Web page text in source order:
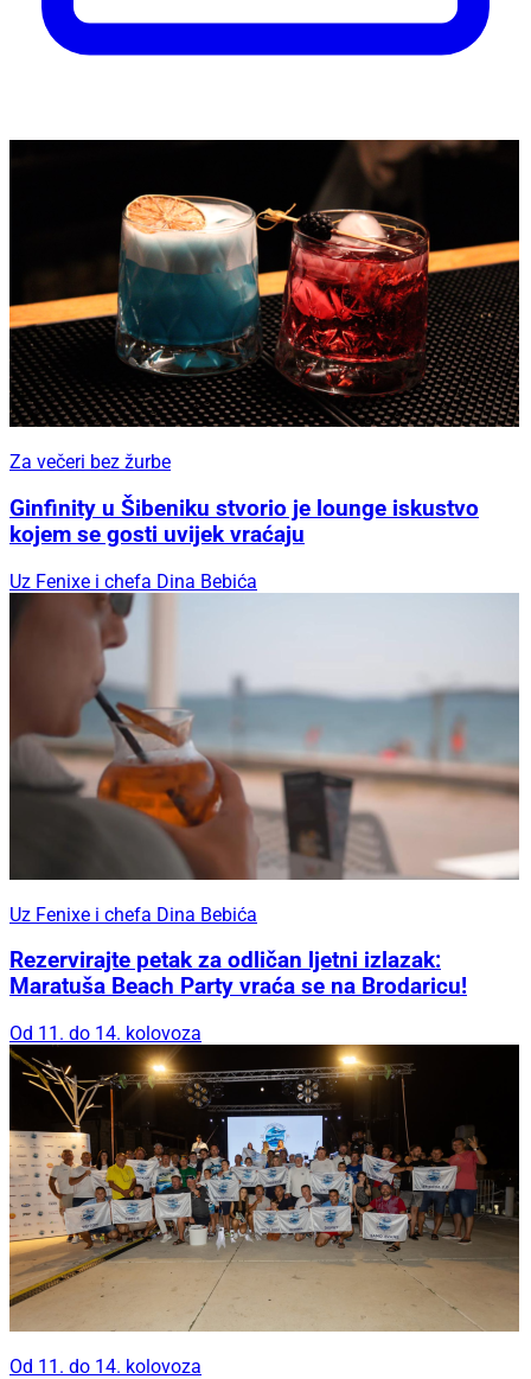
Za večeri bez žurbe
Ginfinity u Šibeniku stvorio je lounge iskustvo
kojem se gosti uvijek vraćaju
Uz Fenixe i chefa Dina Bebića
Uz Fenixe i chefa Dina Bebića
Rezervirajte petak za odličan ljetni izlazak:
Maratuša Beach Party vraća se na Brodaricu!
Od 11. do 14. kolovoza
Od 11. do 14. kolovoza